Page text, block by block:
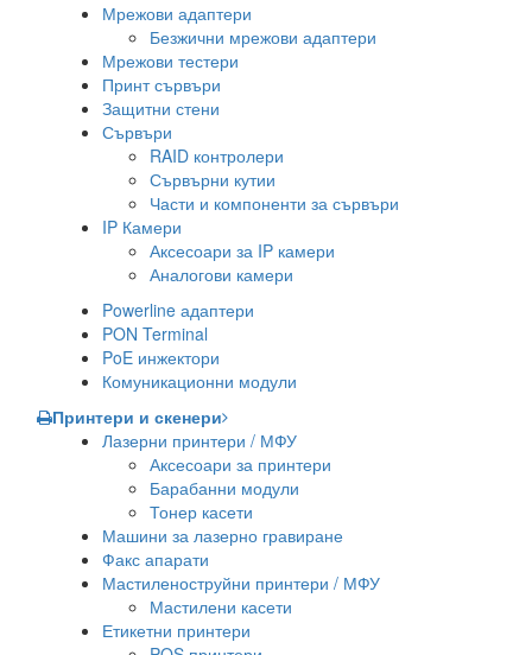
Мрежови адаптери
Безжични мрежови адаптери
Мрежови тестери
Принт сървъри
Защитни стени
Сървъри
RAID контролери
Сървърни кутии
Части и компоненти за сървъри
IP Камери
Аксесоари за IP камери
Аналогови камери
Powerline адаптери
PON Terminal
PoE инжектори
Комуникационни модули
Принтери и скенери
Лазерни принтери / МФУ
Аксесоари за принтери
Барабанни модули
Тонер касети
Машини за лазерно гравиране
Факс апарати
Мастиленоструйни принтери / МФУ
Мастилени касети
Етикетни принтери